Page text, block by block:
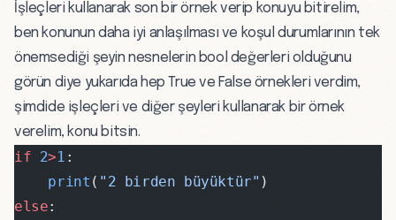
İşleçleri kullanarak son bir örnek verip konuyu bitirelim,
ben konunun daha iyi anlaşılması ve koşul durumlarının tek
önemsediği şeyin nesnelerin bool değerleri olduğunu
görün diye yukarıda hep True ve False örnekleri verdim,
şimdide işleçleri ve diğer şeyleri kullanarak bir örnek
verelim, konu bitsin.
if 2>1 :
    print
( "2 birden büyüktür" )
else: